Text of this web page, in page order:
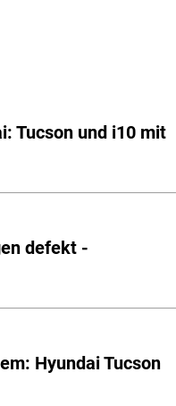
Tucson und i10 mit
defekt -
Hyundai Tucson